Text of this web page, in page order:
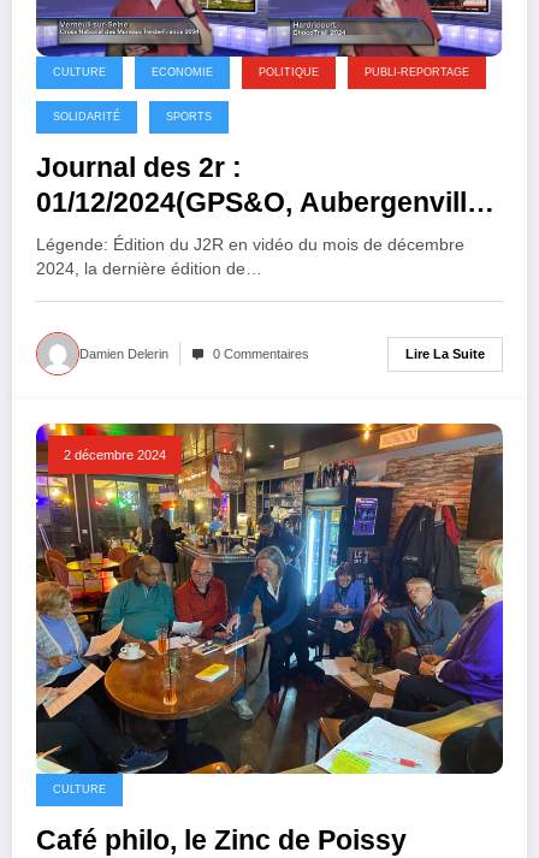
CULTURE ECONOMIE POLITIQUE PUBLI-REPORTAGE
SOLIDARITÉ SPORTS
Journal des 2r :
01/12/2024(GPS&O, Aubergenville,
Les Mureaux, Meulan, Mézières,
Hardricourt, Verneuil, Vernouillet…
Noël 2024)(Webtélé2r)
Légende: Édition du J2R en vidéo du mois de décembre
2024, la dernière édition de…
Damien Delerin 0 Commentaires Lire La Suite
2 décembre 2024
CULTURE
Café philo, le Zinc de Poissy